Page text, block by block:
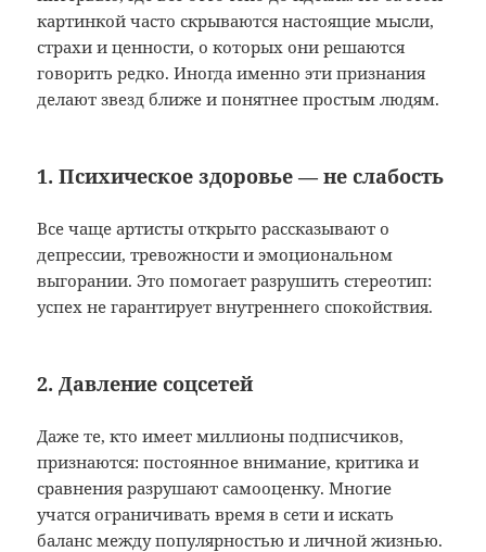
картинкой часто скрываются настоящие мысли,
страхи и ценности, о которых они решаются
говорить редко. Иногда именно эти признания
делают звезд ближе и понятнее простым людям.
1. Психическое здоровье — не слабость
Все чаще артисты открыто рассказывают о
депрессии, тревожности и эмоциональном
выгорании. Это помогает разрушить стереотип:
успех не гарантирует внутреннего спокойствия.
2. Давление соцсетей
Даже те, кто имеет миллионы подписчиков,
признаются: постоянное внимание, критика и
сравнения разрушают самооценку. Многие
учатся ограничивать время в сети и искать
баланс между популярностью и личной жизнью.